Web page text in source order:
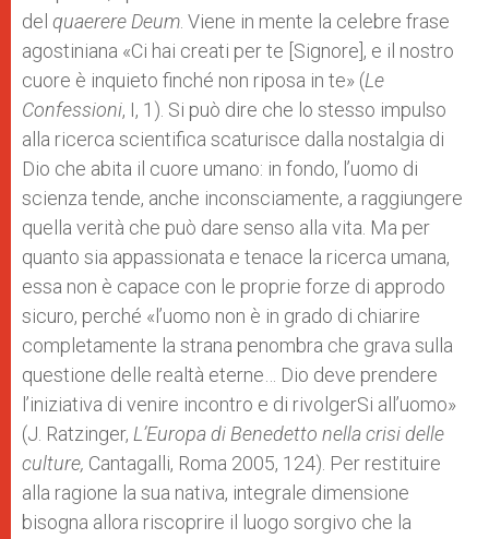
del quaerere Deum . Viene in mente la celebre frase
agostiniana «Ci hai creati per te [Signore], e il nostro
cuore è inquieto finché non riposa in te» (Le
Confessioni, I, 1). Si può dire che lo stesso impulso
alla ricerca scientifica scaturisce dalla nostalgia di
Dio che abita il cuore umano: in fondo, l’uomo di
scienza tende, anche inconsciamente, a raggiungere
quella verità che può dare senso alla vita. Ma per
quanto sia appassionata e tenace la ricerca umana,
essa non è capace con le proprie forze di approdo
sicuro, perché «l’uomo non è in grado di chiarire
completamente la strana penombra che grava sulla
questione delle realtà eterne… Dio deve prendere
l’iniziativa di venire incontro e di rivolgerSi all’uomo»
(J. Ratzinger, L’Europa di Benedetto nella crisi delle
culture, Cantagalli, Roma 2005, 124). Per restituire
alla ragione la sua nativa, integrale dimensione
bisogna allora riscoprire il luogo sorgivo che la